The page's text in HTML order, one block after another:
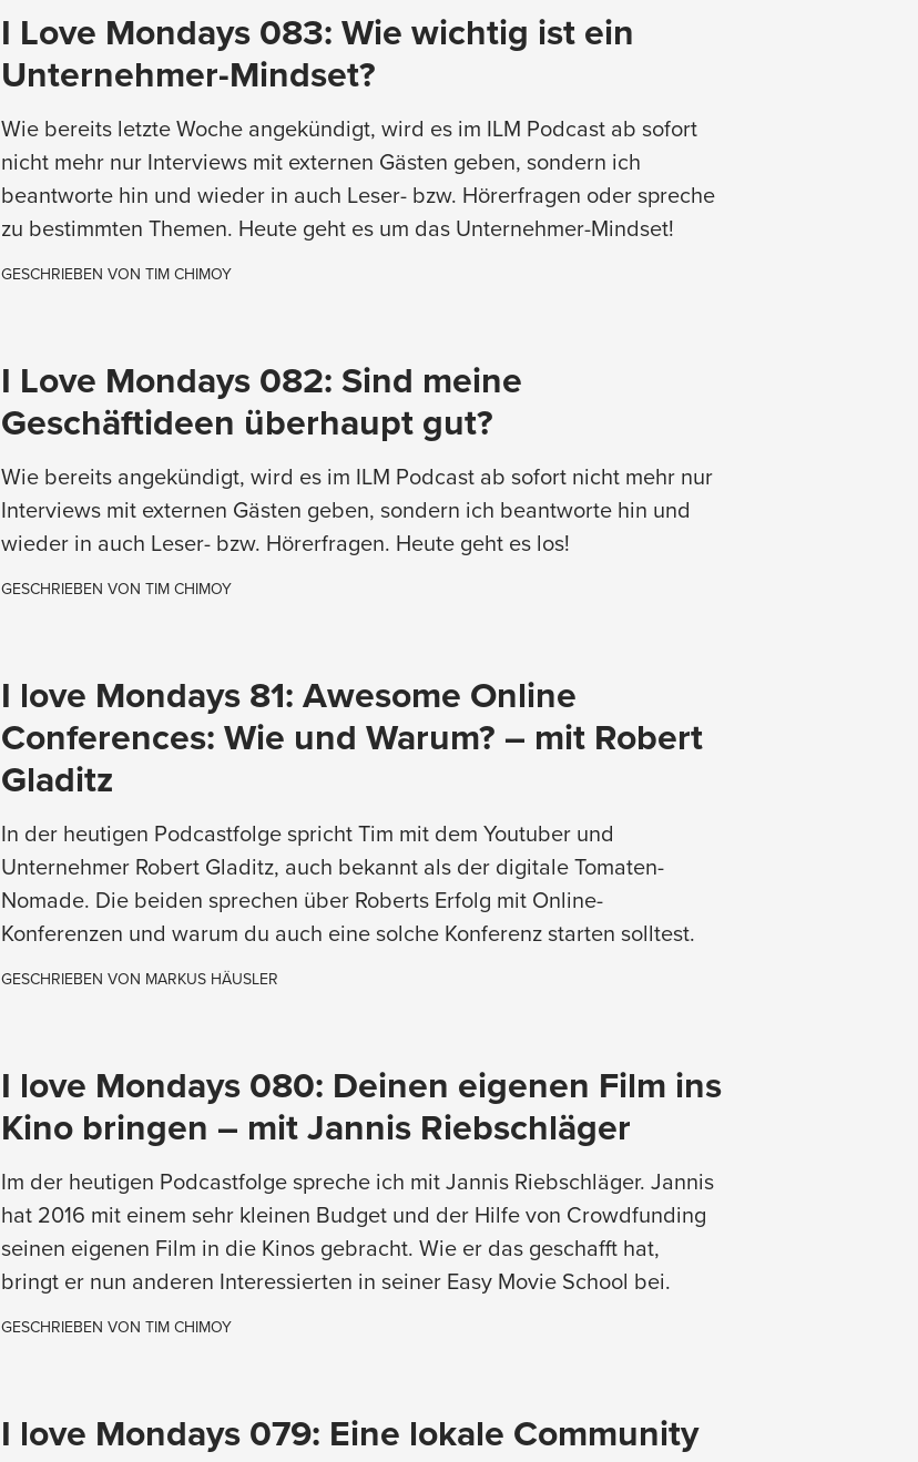
I Love Mondays 083: Wie wichtig ist ein
Unternehmer-Mindset?
Wie bereits letzte Woche angekündigt, wird es im ILM Podcast ab sofort
nicht mehr nur Interviews mit externen Gästen geben, sondern ich
beantworte hin und wieder in auch Leser- bzw. Hörerfragen oder spreche
zu bestimmten Themen. Heute geht es um das Unternehmer-Mindset!
GESCHRIEBEN VON TIM CHIMOY
I Love Mondays 082: Sind meine
Geschäftideen überhaupt gut?
Wie bereits angekündigt, wird es im ILM Podcast ab sofort nicht mehr nur
Interviews mit externen Gästen geben, sondern ich beantworte hin und
wieder in auch Leser- bzw. Hörerfragen. Heute geht es los!
GESCHRIEBEN VON TIM CHIMOY
I love Mondays 81: Awesome Online
Conferences: Wie und Warum? – mit Robert
Gladitz
In der heutigen Podcastfolge spricht Tim mit dem Youtuber und
Unternehmer Robert Gladitz, auch bekannt als der digitale Tomaten-
Nomade. Die beiden sprechen über Roberts Erfolg mit Online-
Konferenzen und warum du auch eine solche Konferenz starten solltest.
GESCHRIEBEN VON MARKUS HÄUSLER
I love Mondays 080: Deinen eigenen Film ins
Kino bringen – mit Jannis Riebschläger
Im der heutigen Podcastfolge spreche ich mit Jannis Riebschläger. Jannis
hat 2016 mit einem sehr kleinen Budget und der Hilfe von Crowdfunding
seinen eigenen Film in die Kinos gebracht. Wie er das geschafft hat,
bringt er nun anderen Interessierten in seiner Easy Movie School bei.
GESCHRIEBEN VON TIM CHIMOY
I love Mondays 079: Eine lokale Community